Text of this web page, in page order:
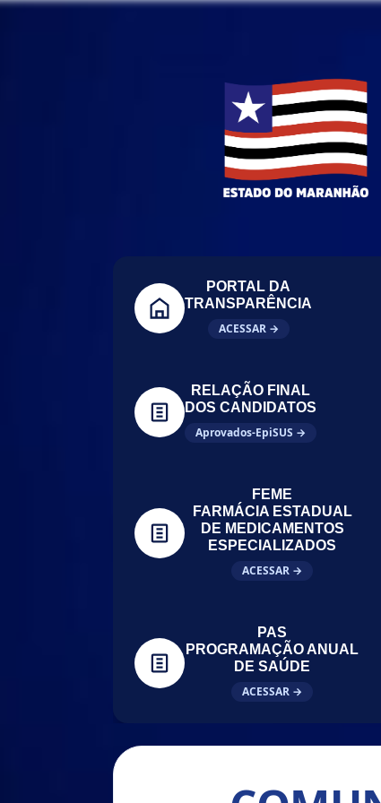
PORTAL DA
TRANSPARÊNCIA
ACESSAR →
RELAÇÃO FINAL
DOS CANDIDATOS
Aprovados-EpiSUS →
FEME
FARMÁCIA ESTADUAL
DE MEDICAMENTOS
ESPECIALIZADOS
ACESSAR →
PAS
PROGRAMAÇÃO ANUAL
DE SAÚDE
ACESSAR →